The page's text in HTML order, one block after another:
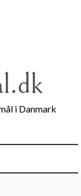
i Danmark